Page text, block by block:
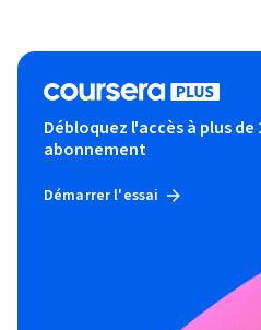
Débloquez l'accès à plus de
abonnement
Démarrer l'essai